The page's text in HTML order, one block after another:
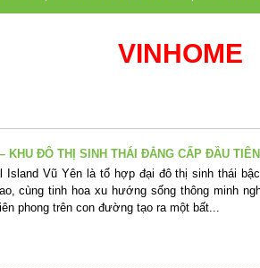
CHỦ ĐỀVINHOME
KHU ĐÔ THỊ SINH THÁI ĐẲNG CẤP ĐẦU
Island Vũ Yên là tổ hợp đại đô thị sinh thái
cùng tinh hoa xu hướng sống thông minh
phong trên con đường tạo ra một bất...